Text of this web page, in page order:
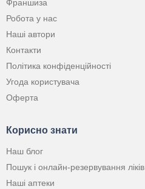
Франшиза
Робота у нас
Наші автори
Контакти
Політика конфіденційності
Угода користувача
Оферта
Корисно знати
Наш блог
Пошук і онлайн-резервування ліків
Наші аптеки